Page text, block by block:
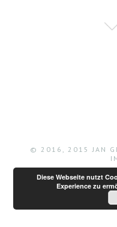
© 2016, 2015 JAN
Diese Webseite nutzt
Experience zu